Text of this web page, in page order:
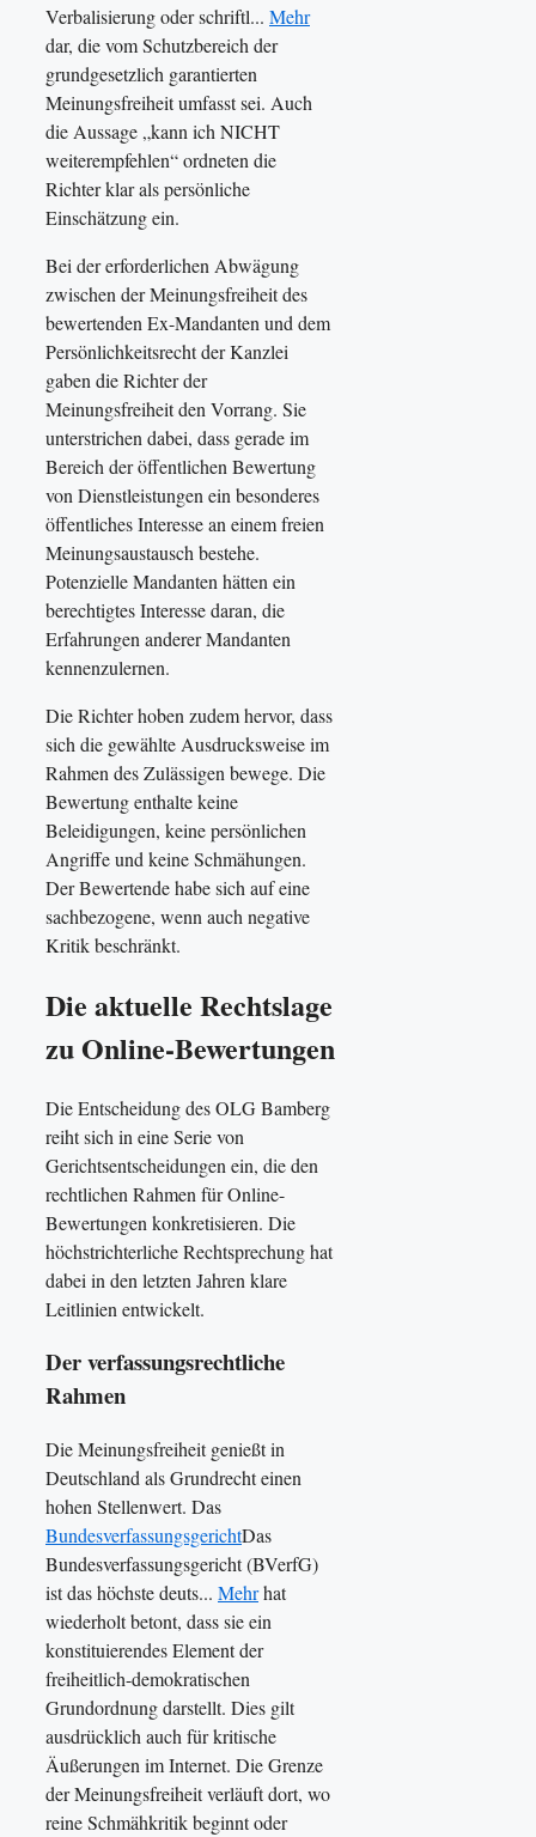
Verbalisierung oder schriftl... Mehr
dar, die vom Schutzbereich der
grundgesetzlich garantierten
Meinungsfreiheit umfasst sei. Auch
die Aussage „kann ich NICHT
weiterempfehlen“ ordneten die
Richter klar als persönliche
Einschätzung ein.
Bei der erforderlichen Abwägung
zwischen der Meinungsfreiheit des
bewertenden Ex-Mandanten und dem
Persönlichkeitsrecht der Kanzlei
gaben die Richter der
Meinungsfreiheit den Vorrang. Sie
unterstrichen dabei, dass gerade im
Bereich der öffentlichen Bewertung
von Dienstleistungen ein besonderes
öffentliches Interesse an einem freien
Meinungsaustausch bestehe.
Potenzielle Mandanten hätten ein
berechtigtes Interesse daran, die
Erfahrungen anderer Mandanten
kennenzulernen.
Die Richter hoben zudem hervor, dass
sich die gewählte Ausdrucksweise im
Rahmen des Zulässigen bewege. Die
Bewertung enthalte keine
Beleidigungen, keine persönlichen
Angriffe und keine Schmähungen.
Der Bewertende habe sich auf eine
sachbezogene, wenn auch negative
Kritik beschränkt.
Die aktuelle Rechtslage
zu Online-Bewertungen
Die Entscheidung des OLG Bamberg
reiht sich in eine Serie von
Gerichtsentscheidungen ein, die den
rechtlichen Rahmen für Online-
Bewertungen konkretisieren. Die
höchstrichterliche Rechtsprechung hat
dabei in den letzten Jahren klare
Leitlinien entwickelt.
Der verfassungsrechtliche
Rahmen
Die Meinungsfreiheit genießt in
Deutschland als Grundrecht einen
hohen Stellenwert. Das
BundesverfassungsgerichtDas
Bundesverfassungsgericht (BVerfG)
ist das höchste deuts... Mehrhat
wiederholt betont, dass sie ein
konstituierendes Element der
freiheitlich-demokratischen
Grundordnung darstellt. Dies gilt
ausdrücklich auch für kritische
Äußerungen im Internet. Die Grenze
der Meinungsfreiheit verläuft dort, wo
reine Schmähkritik beginnt oder